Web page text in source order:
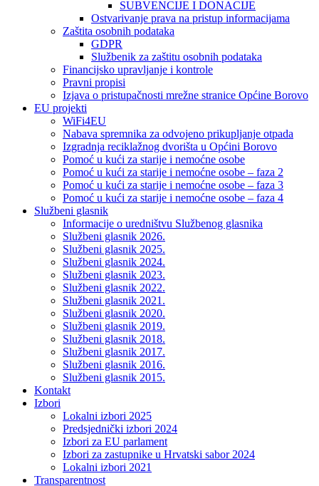
SUBVENCIJE I DONACIJE
Ostvarivanje prava na pristup informacijama
Zaštita osobnih podataka
GDPR
Službenik za zaštitu osobnih podataka
Financijsko upravljanje i kontrole
Pravni propisi
Izjava o pristupačnosti mrežne stranice Općine Borovo
EU projekti
WiFi4EU
Nabava spremnika za odvojeno prikupljanje otpada
Izgradnja reciklažnog dvorišta u Općini Borovo
Pomoć u kući za starije i nemoćne osobe
Pomoć u kući za starije i nemoćne osobe – faza 2
Pomoć u kući za starije i nemoćne osobe – faza 3
Pomoć u kući za starije i nemoćne osobe – faza 4
Službeni glasnik
Informacije o uredništvu Službenog glasnika
Službeni glasnik 2026.
Službeni glasnik 2025.
Službeni glasnik 2024.
Službeni glasnik 2023.
Službeni glasnik 2022.
Službeni glasnik 2021.
Službeni glasnik 2020.
Službeni glasnik 2019.
Službeni glasnik 2018.
Službeni glasnik 2017.
Službeni glasnik 2016.
Službeni glasnik 2015.
Kontakt
Izbori
Lokalni izbori 2025
Predsjednički izbori 2024
Izbori za EU parlament
Izbori za zastupnike u Hrvatski sabor 2024
Lokalni izbori 2021
Transparentnost